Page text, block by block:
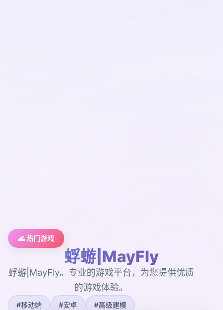
🌊 热门游戏
蜉蝣|MayFly
蜉蝣|MayFly。专业的游戏平台，为您提供优质
的游戏体验。
#移动端 #安卓 #高级建模